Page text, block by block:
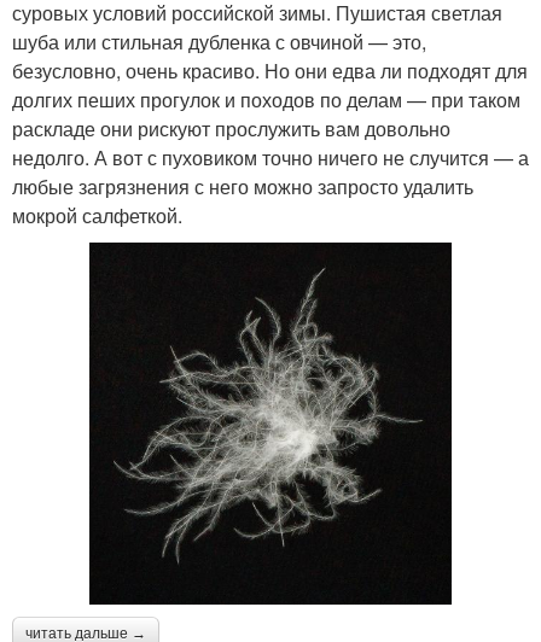
суровых условий российской зимы. Пушистая светлая
шуба или стильная дубленка с овчиной — это,
безусловно, очень красиво. Но они едва ли подходят для
долгих пеших прогулок и походов по делам — при таком
раскладе они рискуют прослужить вам довольно
недолго. А вот с пуховиком точно ничего не случится — а
любые загрязнения с него можно запросто удалить
мокрой салфеткой.
читать дальше →